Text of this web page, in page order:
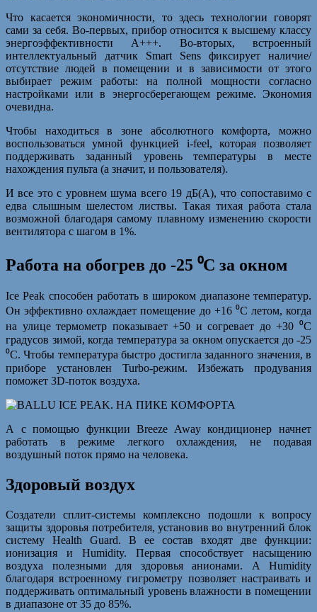
Что касается экономичности, то здесь технологии говорят
сами за себя. Во-первых, прибор относится к высшему классу
энергоэффективности А+++. Во-вторых, встроенный
интеллектуальный датчик Smart Sens фиксирует наличие/
отсутствие людей в помещении и в зависимости от этого
выбирает режим работы: на полной мощности согласно
настройками или в энергосберегающем режиме. Экономия
очевидна.
Чтобы находиться в зоне абсолютного комфорта, можно
воспользоваться умной функцией i-feel, которая позволяет
поддерживать заданный уровень температуры в месте
нахождения пульта (а значит, и пользователя).
И все это с уровнем шума всего 19 дБ(А), что сопоставимо с
едва слышным шелестом листвы. Такая тихая работа стала
возможной благодаря самому плавному изменению скорости
вентилятора с шагом в 1%.
Работа на обогрев до -25 ⁰С за окном
Ice Peak способен работать в широком диапазоне температур.
Он эффективно охлаждает помещение до +16 ⁰С летом, когда
на улице термометр показывает +50 и согревает до +30 ⁰С
градусов зимой, когда температура за окном опускается до -25
⁰С. Чтобы температура быстро достигла заданного значения, в
приборе установлен Turbo-режим. Избежать продувания
поможет 3D-поток воздуха.
А с помощью функции Breeze Away кондиционер начнет
работать в режиме легкого охлаждения, не подавая
воздушный поток прямо на человека.
Здоровый воздух
Создатели сплит-системы комплексно подошли к вопросу
защиты здоровья потребителя, установив во внутренний блок
систему Health Guard. В ее состав входят две функции:
ионизация и Humidity. Первая способствует насыщению
воздуха полезными для здоровья анионами. А Humidity
благодаря встроенному гигрометру позволяет настраивать и
поддерживать оптимальный уровень влажности в помещении
в диапазоне от 35 до 85%.